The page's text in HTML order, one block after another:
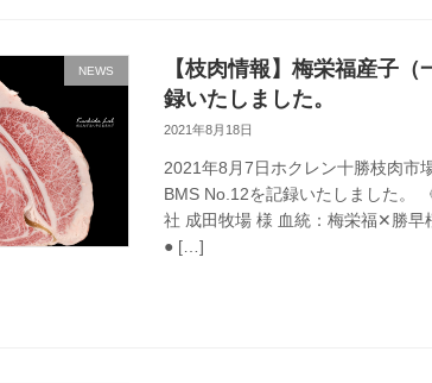
NEWS
【枝肉情報】梅栄福産子
録いたしました。
2021年8月18日
2021年8月7日ホクレン十勝枝肉市
BMS No.12を記録いたしました。
社 成田牧場 様 血統：梅栄福✕勝早
● […]